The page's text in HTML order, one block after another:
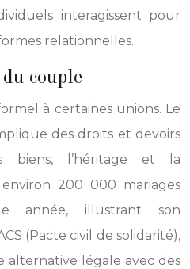
interagissent pour
relationnelles.
couple
à certaines unions. Le
des droits et devoirs
biens, l’héritage et la
200 000 mariages
année, illustrant son
(Pacte civil de solidarité),
alternative légale avec des